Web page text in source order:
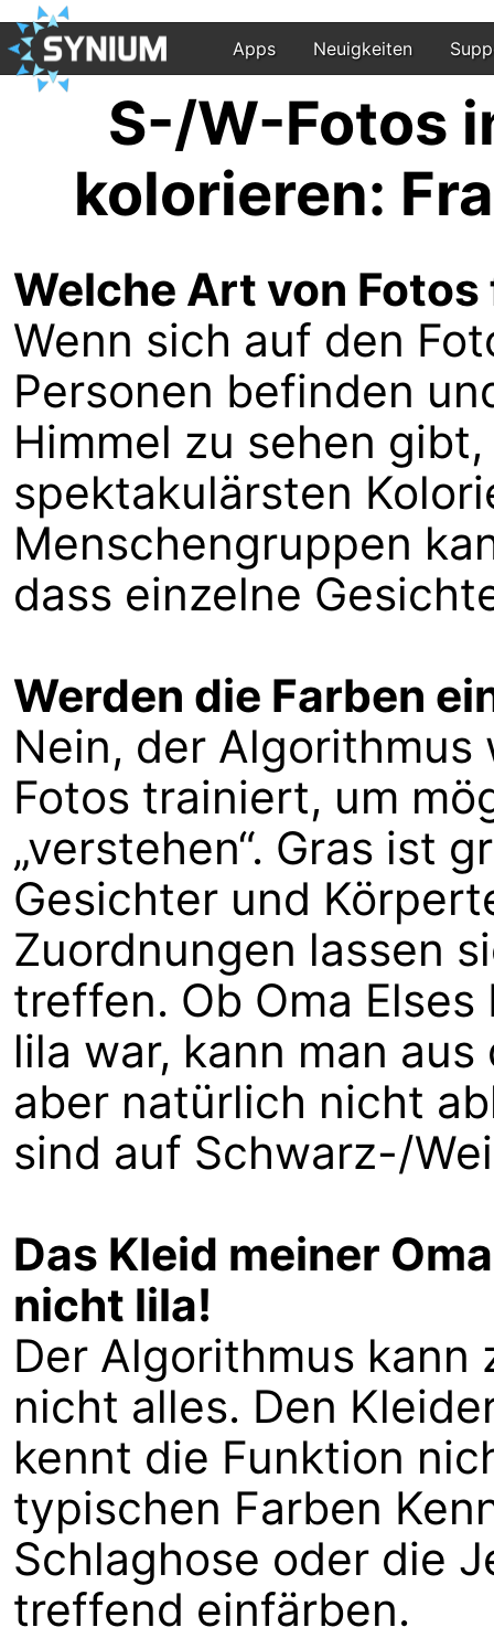
Apps Neuigkeiten
S-/W-Fotos
kolorieren:
Welche Art von
Wenn sich auf den
Personen befinden
Himmel zu sehen
spektakulärsten
Menschengruppen
dass einzelne
Werden die Farben
Nein, der Algorithmus
Fotos trainiert, um
„verstehen“. Gras ist
Gesichter und
Zuordnungen lassen
treffen. Ob Oma
lila war, kann man
aber natürlich nicht
sind auf Schwarz-/
Das Kleid meiner
nicht lila!
Der Algorithmus
nicht alles. Den
kennt die Funktion
typischen Farben
Schlaghose oder die
treffend einfärben.